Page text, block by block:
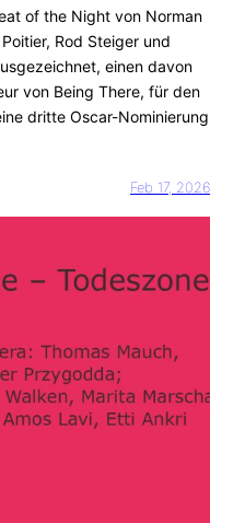
of the Night von Norman
Rod Steiger und
einen davon
von Being There, für den
dritte Oscar-Nominierung
Feb 17, 2026